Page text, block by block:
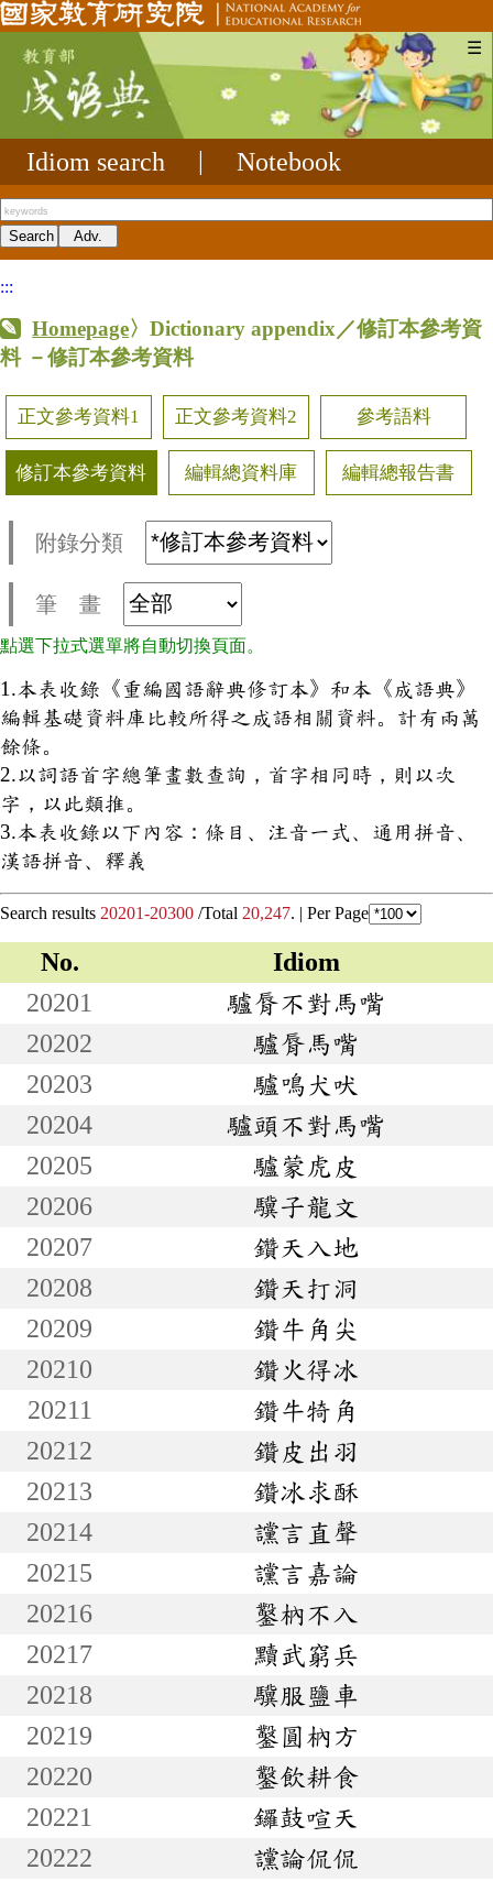
☰
Idiom search Notebook
:::
Homepage〉Dictionary appendix／修訂本參考資
料 －修訂本參考資料
正文參考資料1 正文參考資料2 參考語料
修訂本參考資料 編輯總資料庫 編輯總報告書
附錄分類
筆 畫
點選下拉式選單將自動切換頁面。
1.本表收錄《重編國語辭典修訂本》和本《成語典》
編輯基礎資料庫比較所得之成語相關資料。計有兩萬
餘條。
2.以詞語首字總筆畫數查詢，首字相同時，則以次
字，以此類推。
3.本表收錄以下內容：條目、注音一式、通用拼音、
漢語拼音、釋義
Search results 20201-20300 /Total 20,247. | Per Page
No.
Idiom
20201
驢脣不對馬嘴
20202
驢脣馬嘴
20203
驢鳴犬吠
20204
驢頭不對馬嘴
20205
驢蒙虎皮
20206
驥子龍文
20207
鑽天入地
20208
鑽天打洞
20209
鑽牛角尖
20210
鑽火得冰
20211
鑽牛犄角
20212
鑽皮出羽
20213
鑽冰求酥
20214
讜言直聲
20215
讜言嘉論
20216
鑿枘不入
20217
黷武窮兵
20218
驥服鹽車
20219
鑿圓枘方
20220
鑿飲耕食
20221
鑼鼓喧天
20222
讜論侃侃